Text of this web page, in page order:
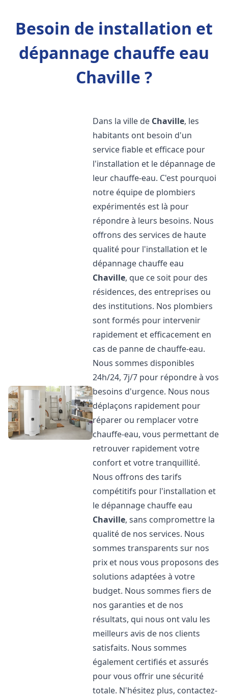
Besoin de installation et
dépannage chauffe eau
Chaville ?
Dans la ville de Chaville, les
habitants ont besoin d'un
service fiable et efficace pour
l'installation et le dépannage de
leur chauffe-eau. C'est pourquoi
notre équipe de plombiers
expérimentés est là pour
répondre à leurs besoins. Nous
offrons des services de haute
qualité pour l'installation et le
dépannage chauffe eau
Chaville, que ce soit pour des
résidences, des entreprises ou
des institutions. Nos plombiers
sont formés pour intervenir
rapidement et efficacement en
cas de panne de chauffe-eau.
Nous sommes disponibles
24h/24, 7j/7 pour répondre à vos
besoins d'urgence. Nous nous
déplaçons rapidement pour
réparer ou remplacer votre
chauffe-eau, vous permettant de
retrouver rapidement votre
confort et votre tranquillité.
Nous offrons des tarifs
compétitifs pour l'installation et
le dépannage chauffe eau
Chaville, sans compromettre la
qualité de nos services. Nous
sommes transparents sur nos
prix et nous vous proposons des
solutions adaptées à votre
budget. Nous sommes fiers de
nos garanties et de nos
résultats, qui nous ont valu les
meilleurs avis de nos clients
satisfaits. Nous sommes
également certifiés et assurés
pour vous offrir une sécurité
totale. N'hésitez plus, contactez-